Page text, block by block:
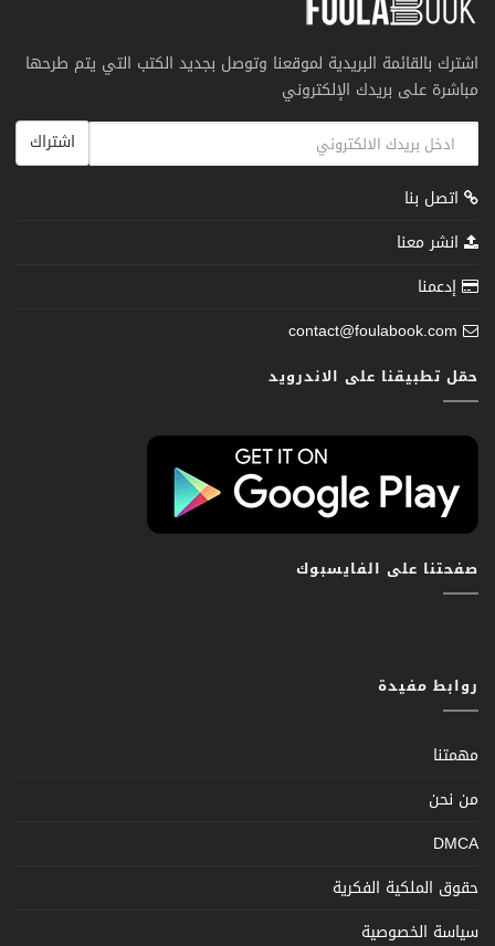
اشترك بالقائمة البريدية لموقعنا وتوصل بجديد الكتب التي يتم طرحها
مباشرة على بريدك الإلكتروني
اشتراك
اتصل بنا
انشر معنا
إدعمنا
contact@foulabook.com
حمّل تطبيقنا على الاندرويد
صفحتنا على الفايسبوك
روابط مفيدة
مهمتنا
من نحن
DMCA
حقوق الملكية الفكرية
سياسة الخصوصية